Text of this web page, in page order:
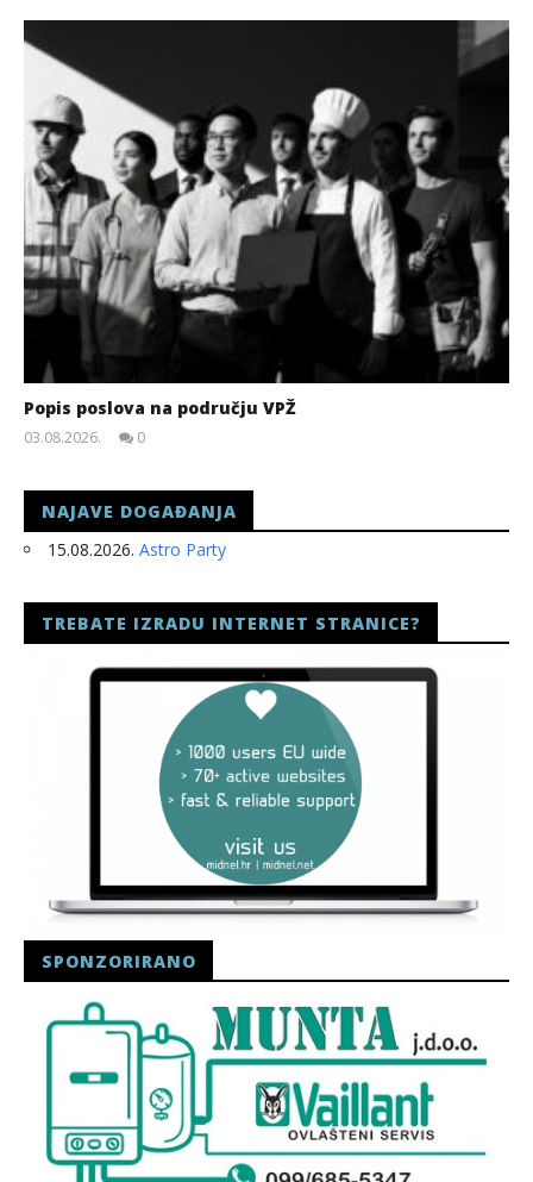
Popis poslova na području VPŽ
03.08.2026.
0
NAJAVE DOGAĐANJA
15.08.2026. Astro Party
TREBATE IZRADU INTERNET STRANICE?
SPONZORIRANO